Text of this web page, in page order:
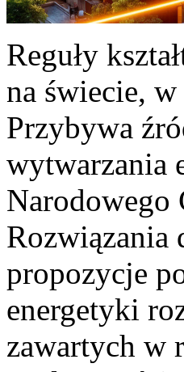
Reguły
na świecie,
Przybywa
wytwarzania
Narodowego
Rozwiązania
propozycje
energetyki
zawartych w